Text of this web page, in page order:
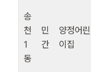
송
천
1
동
민
간
양정어린
이집